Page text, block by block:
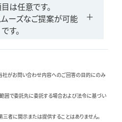
は任意です。
ムーズなご提案が可能
です。
社がお問い合わせ内容へのご回答の目的にのみ
囲で委託先に委託する場合および法令に基づい
者に開示または提供することはありません。